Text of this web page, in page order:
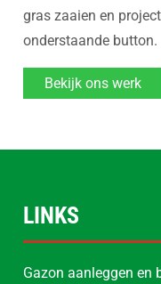
gras zaaien en
onderstaande button.
Bekijk ons werk
LINKS
Gazon aanleggen en